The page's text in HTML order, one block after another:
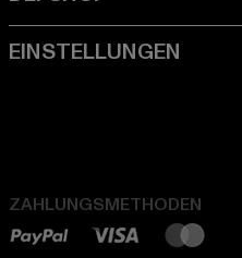
ZAHLUNGSMETHODEN